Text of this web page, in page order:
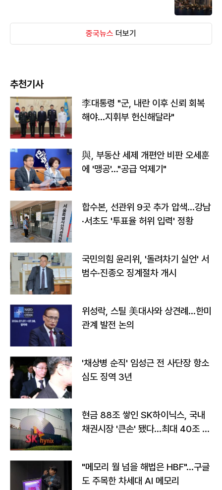
중국뉴스 더보기
추천기사
李대통령 "군, 내란 이후 신뢰 회복
해야…지휘부 헌신해달라"
與, 부동산 세제 개편안 비판 오세훈
에 '맹공'…"공급 억제기"
합수본, 선관위 9곳 추가 압색…강남
·서초도 '투표율 허위 입력' 정황
국민의힘 윤리위, '돌려차기 실언' 서
범수·진종오 징계절차 개시
위성락, 스틸 美대사와 상견례…한미
관계 발전 논의
'채상병 순직' 임성근 전 사단장 항소
심도 징역 3년
현금 88조 쌓인 SK하이닉스, 국내
채권시장 '큰손' 됐다…최대 40조 투
"메모리 월 넘을 해법은 HBF"…구글
도 주목한 차세대 AI 메모리